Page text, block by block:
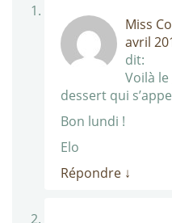
Miss
avril
dit:
Voilà
dessert qui
Bon lundi !
Elo
Répondre ↓